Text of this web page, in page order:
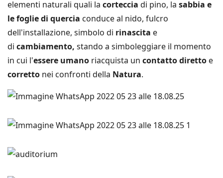
elementi naturali quali la corteccia di pino, la sabbia e
le foglie di quercia conduce al nido, fulcro
dell'installazione, simbolo di rinascita e
di cambiamento, stando a simboleggiare il momento
in cui l'essere umano riacquista un contatto diretto e
corretto nei confronti della Natura.